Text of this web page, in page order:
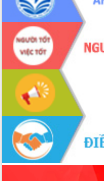
Triển khai đồng bộ đo đạc, lập hồ sơ
địa chính, hoàn thiện cơ sở dữ liệu đất
Ứng dụng sinh trắc học - Bước tiến
trong hành trình chuyển đổi số tại Đắk
Lắk
Đắk Lắk nâng cao hiệu quả công tác
Đảng từ Sổ tay đảng viên điện tử
Đắk Lắk đẩy mạnh nuôi biển công
nghệ, hướng tới phát triển thủy sản
bền vững
Tập huấn nâng cao năng lực triển khai
chuyển đổi số cho cán bộ, công chức
cấp xã
Đắk Lắk phát động hưởng ứng Ngày
Quyền của người tiêu dùng Việt Nam